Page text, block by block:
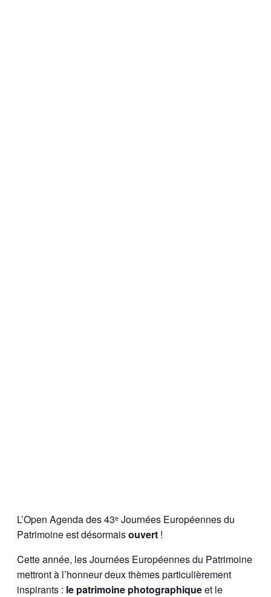
L’Open Agenda des 43ᵉ Journées Européennes du
Patrimoine est désormaisouvert !
Cette année, les Journées Européennes du Patrimoine
mettront à l’honneur deux thèmes particulièrement
inspirants : le patrimoine photographiqueet le